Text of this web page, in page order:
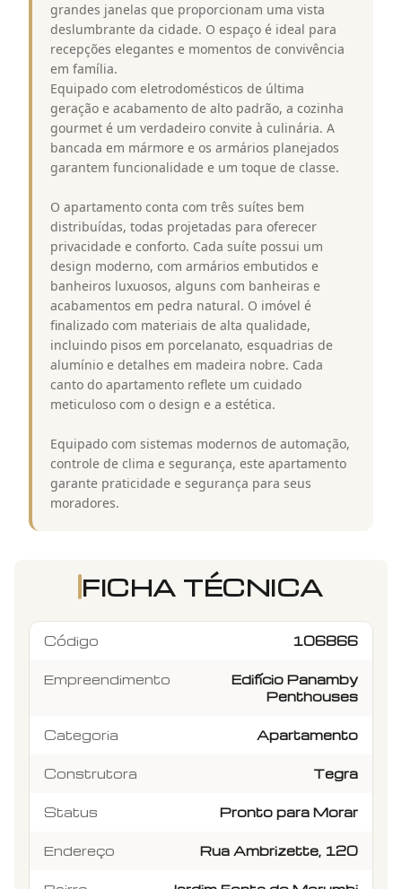
grandes janelas que proporcionam uma vista
deslumbrante da cidade. O espaço é ideal para
recepções elegantes e momentos de convivência
em família.
Equipado com eletrodomésticos de última
geração e acabamento de alto padrão, a cozinha
gourmet é um verdadeiro convite à culinária. A
bancada em mármore e os armários planejados
garantem funcionalidade e um toque de classe.
O apartamento conta com três suítes bem
distribuídas, todas projetadas para oferecer
privacidade e conforto. Cada suíte possui um
design moderno, com armários embutidos e
banheiros luxuosos, alguns com banheiras e
acabamentos em pedra natural. O imóvel é
finalizado com materiais de alta qualidade,
incluindo pisos em porcelanato, esquadrias de
alumínio e detalhes em madeira nobre. Cada
canto do apartamento reflete um cuidado
meticuloso com o design e a estética.
Equipado com sistemas modernos de automação,
controle de clima e segurança, este apartamento
garante praticidade e segurança para seus
moradores.
FICHA TÉCNICA
Código 106866
Empreendimento
Edifício Panamby
Penthouses
Categoria Apartamento
Construtora Tegra
Status Pronto para Morar
Endereço Rua Ambrizette, 120